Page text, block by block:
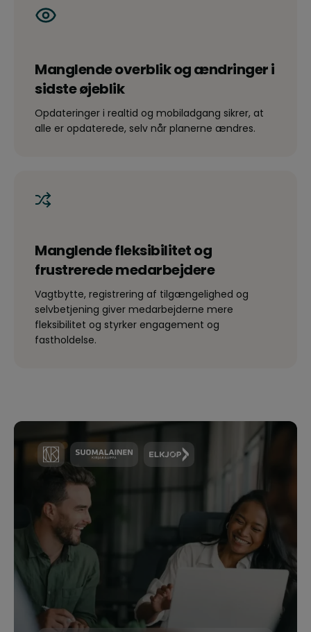
Manglende overblik og ændringer i
sidste øjeblik
Opdateringer i realtid og mobiladgang sikrer, at
alle er opdaterede, selv når planerne ændres.
Manglende fleksibilitet og
frustrerede medarbejdere
Vagtbytte, registrering af tilgængelighed og
selvbetjening giver medarbejderne mere
fleksibilitet og styrker engagement og
fastholdelse.